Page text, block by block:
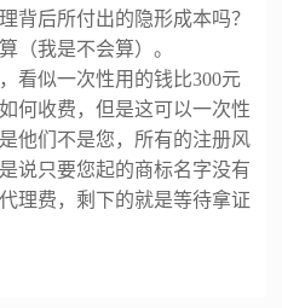
背后所付出的隐形成本吗？
（我是不会算）。
看似一次性用的钱比300元
何收费，但是这可以一次性
他们不是您，所有的注册风
说只要您起的商标名字没有
代理费，剩下的就是等待拿证